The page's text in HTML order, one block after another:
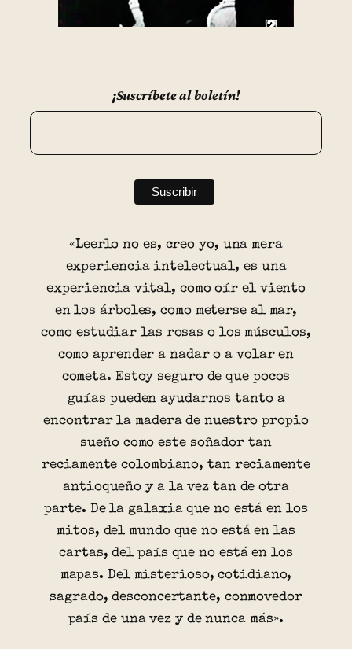
¡Suscríbete al boletín!
«Leerlo no es, creo yo, una mera
experiencia intelectual, es una
experiencia vital, como oír el viento
en los árboles, como meterse al mar,
como estudiar las rosas o los músculos,
como aprender a nadar o a volar en
cometa. Estoy seguro de que pocos
guías pueden ayudarnos tanto a
encontrar la madera de nuestro propio
sueño como este soñador tan
reciamente colombiano, tan reciamente
antioqueño y a la vez tan de otra
parte. De la galaxia que no está en los
mitos, del mundo que no está en las
cartas, del país que no está en los
mapas. Del misterioso, cotidiano,
sagrado, desconcertante, conmovedor
país de una vez y de nunca más».